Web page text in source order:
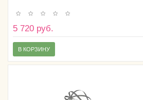
5 720 руб.
В КОРЗИНУ